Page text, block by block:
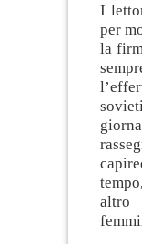
I
per
la
altro